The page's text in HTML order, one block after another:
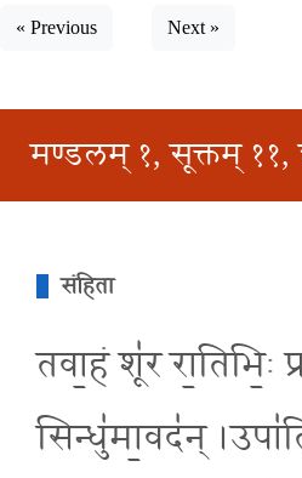
« Previous Next »
मण्डलम् १, सूक्तम्
संहिता
तवा॒हं शू॑र रा॒तिभि॒ः
सिन्धु॑मा॒वद॑न्